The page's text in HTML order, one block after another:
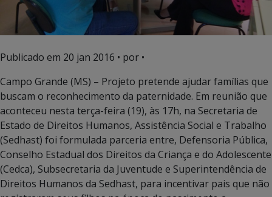
Publicado em 20 jan 2016 • por •
Campo Grande (MS) – Projeto pretende ajudar famílias que
buscam o reconhecimento da paternidade. Em reunião que
aconteceu nesta terça-feira (19), às 17h, na Secretaria de
Estado de Direitos Humanos, Assistência Social e Trabalho
(Sedhast) foi formulada parceria entre, Defensoria Pública,
Conselho Estadual dos Direitos da Criança e do Adolescente
(Cedca), Subsecretaria da Juventude e Superintendência de
Direitos Humanos da Sedhast, para incentivar pais que não